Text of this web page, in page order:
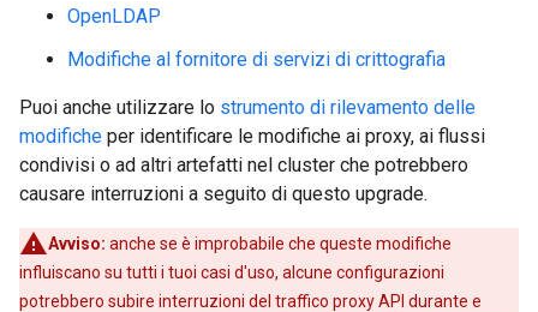
OpenLDAP
Modifiche al fornitore di servizi di crittografia
Puoi anche utilizzare lo strumento di rilevamento delle
modifiche per identificare le modifiche ai proxy, ai flussi
condivisi o ad altri artefatti nel cluster che potrebbero
causare interruzioni a seguito di questo upgrade.
Avviso: anche se è improbabile che queste modifiche
influiscano su tutti i tuoi casi d'uso, alcune configurazioni
potrebbero subire interruzioni del traffico proxy API durante e